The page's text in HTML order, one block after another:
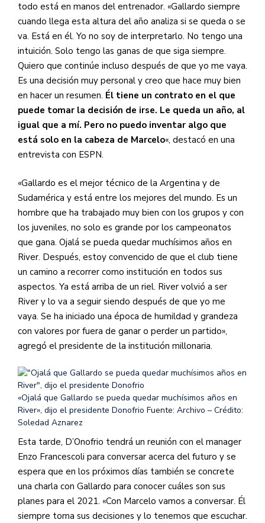
todo está en manos del entrenador. «Gallardo siempre
cuando llega esta altura del año analiza si se queda o se
va. Está en él. Yo no soy de interpretarlo. No tengo una
intuición. Solo tengo las ganas de que siga siempre.
Quiero que continúe incluso después de que yo me vaya.
Es una decisión muy personal y creo que hace muy bien
en hacer un resumen. Él tiene un contrato en el que
puede tomar la decisión de irse. Le queda un año, al
igual que a mí. Pero no puedo inventar algo que
está solo en la cabeza de Marcelo«, destacó en una
entrevista con ESPN.
«Gallardo es el mejor técnico de la Argentina y de
Sudamérica y está entre los mejores del mundo. Es un
hombre que ha trabajado muy bien con los grupos y con
los juveniles, no solo es grande por los campeonatos
que gana. Ojalá se pueda quedar muchísimos años en
River. Después, estoy convencido de que el club tiene
un camino a recorrer como institución en todos sus
aspectos. Ya está arriba de un riel. River volvió a ser
River y lo va a seguir siendo después de que yo me
vaya. Se ha iniciado una época de humildad y grandeza
con valores por fuera de ganar o perder un partido»,
agregó el presidente de la institución millonaria.
«Ojalá que Gallardo se pueda quedar muchísimos años en
River», dijo el presidente Donofrio Fuente: Archivo – Crédito:
Soledad Aznarez
Esta tarde, D’Onofrio tendrá un reunión con el manager
Enzo Francescoli para conversar acerca del futuro y se
espera que en los próximos días también se concrete
una charla con Gallardo para conocer cuáles son sus
planes para el 2021. «Con Marcelo vamos a conversar. Él
siempre toma sus decisiones y lo tenemos que escuchar.